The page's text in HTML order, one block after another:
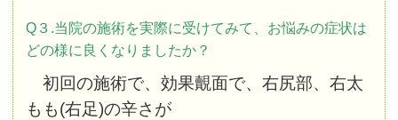
Q３.当院の施術を実際に受けてみて、お悩みの症状は
どの様に良くなりましたか？
初回の施術で、効果覿面で、右尻部、右太
もも(右足)の辛さが